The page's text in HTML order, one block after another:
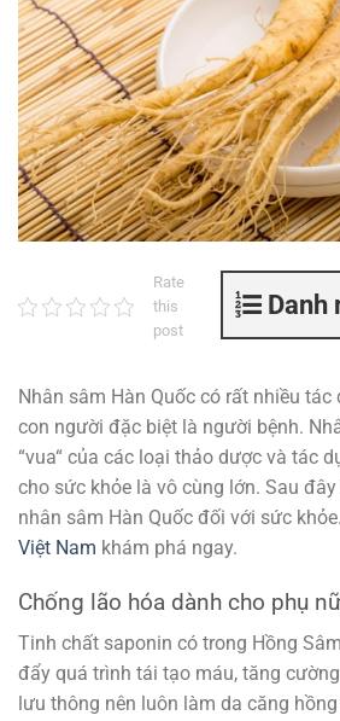
Danh
Rate
this
post
Nhân sâm Hàn Quốc có rất nhiều
con người đặc biệt là người bệnh.
“vua“ của các loại thảo dược và tác
cho sức khỏe là vô cùng lớn. Sau
nhân sâm Hàn Quốc đối với sức
Việt Nam khám phá ngay.
Chống lão hóa dành cho phụ
Tinh chất saponin có trong Hồng
đẩy quá trình tái tạo máu, tăng
lưu thông nên luôn làm da căng